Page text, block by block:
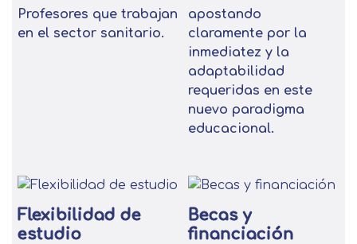
Profesores que trabajan
en el sector sanitario.
apostando
claramente por la
inmediatez y la
adaptabilidad
requeridas en este
nuevo paradigma
educacional.
Flexibilidad de
estudio
Becas y
financiación